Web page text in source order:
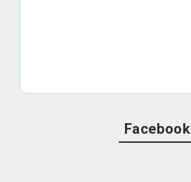
Facebook